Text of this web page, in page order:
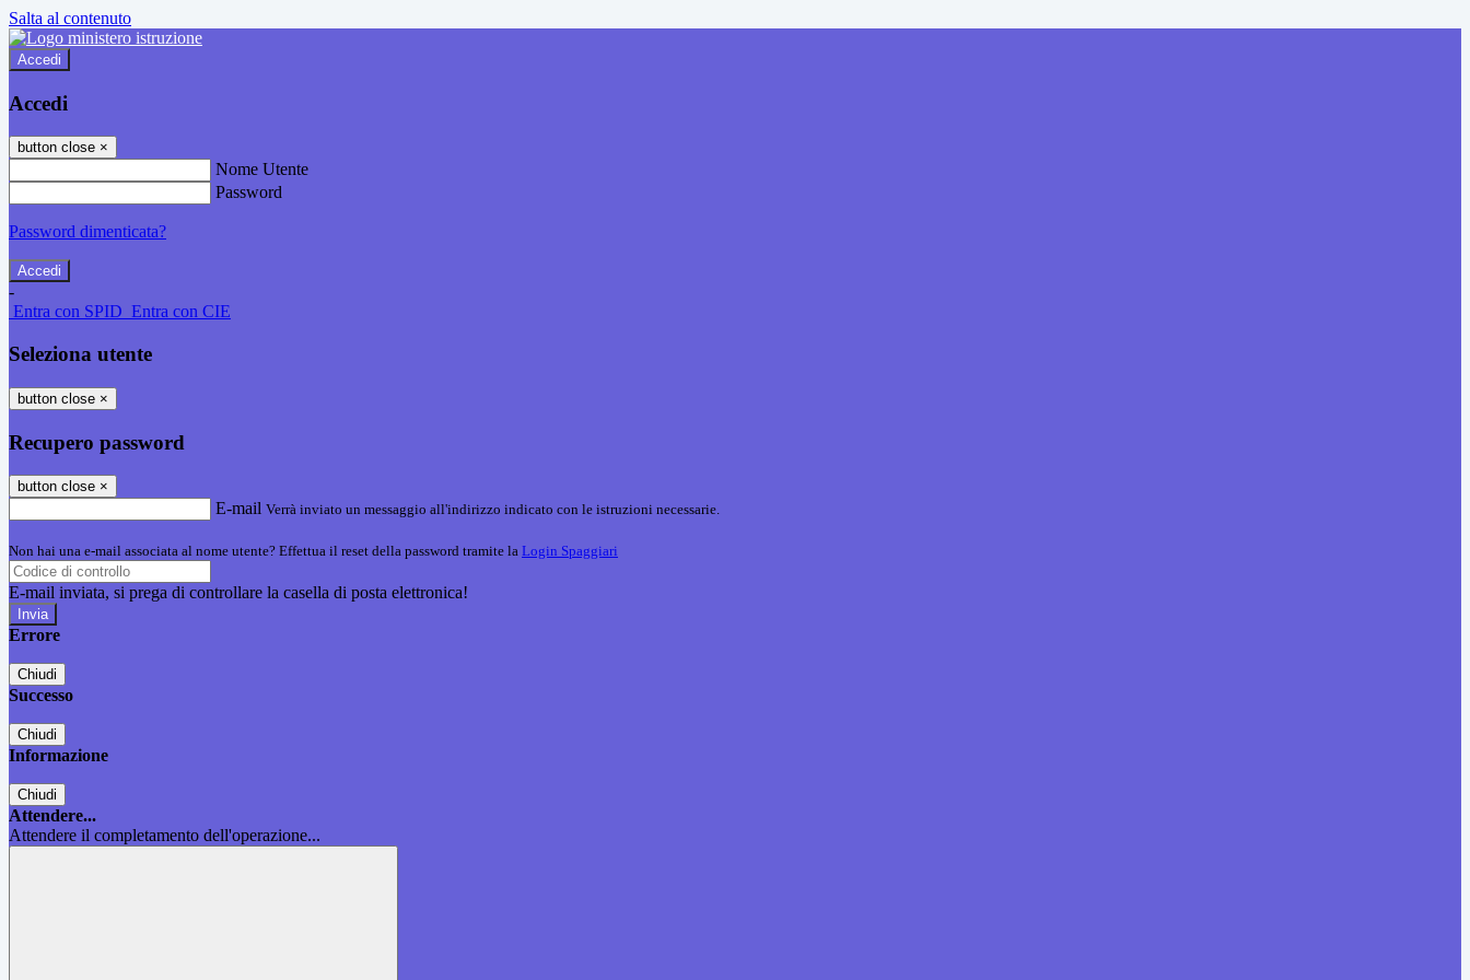
Salta al contenuto
Accedi
Accedi
button close ×
Nome Utente
Password
Password dimenticata?
-
Entra con SPID Entra con CIE
Seleziona utente
button close ×
Recupero password
button close ×
E-mail Verrà inviato un messaggio all'indirizzo indicato con le istruzioni necessarie.
Non hai una e-mail associata al nome utente? Effettua il reset della password tramite la Login Spaggiari
E-mail inviata, si prega di controllare la casella di posta elettronica!
Errore
Chiudi
Successo
Chiudi
Informazione
Chiudi
Attendere...
Attendere il completamento dell'operazione...